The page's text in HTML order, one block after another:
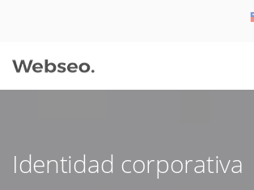
Identidad corporativa
09:30 AM A 18:30 PM